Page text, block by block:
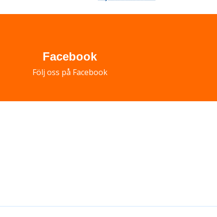
Facebook
Följ oss på Facebook